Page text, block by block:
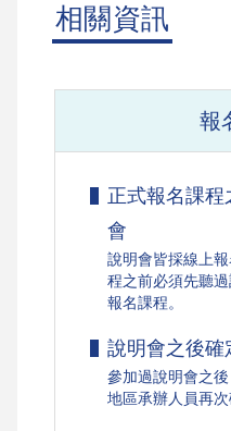
相關資訊
報
正式報名課程
會
說明會皆採線上
程之前必須先聽
報名課程。
說明會之後確
參加過說明會之
地區承辦人員再次